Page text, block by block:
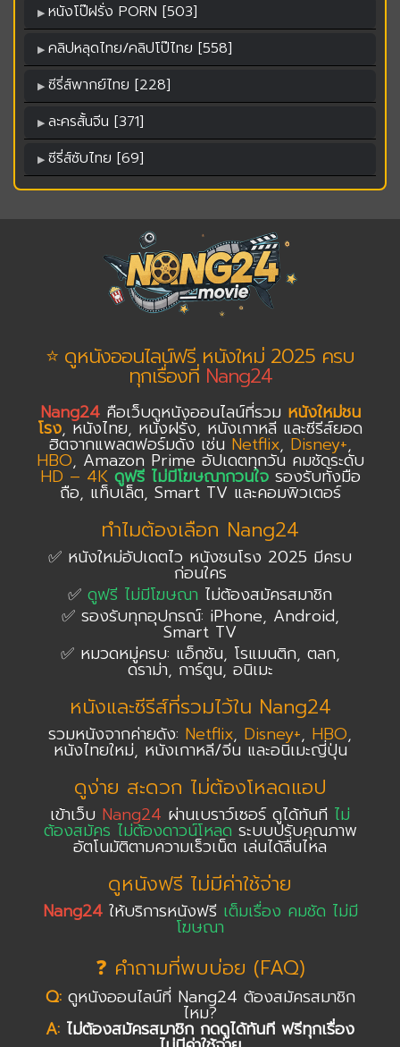
หนังโป๊ฝรั่ง PORN [503]
คลิปหลุดไทย/คลิปโป๊ไทย [558]
ซีรี่ส์พากย์ไทย [228]
ละครสั้นจีน [371]
ซีรี่ส์ซับไทย [69]
⭐ ดูหนังออนไลน์ฟรี หนังใหม่ 2025 ครบ
ทุกเรื่องที่ Nang24
Nang24คือเว็บดูหนังออนไลน์ที่รวม หนังใหม่ชน
โรง, หนังไทย, หนังฝรั่ง, หนังเกาหลี และซีรีส์ยอด
ฮิตจากแพลตฟอร์มดัง เช่น Netflix, Disney+,
HBO, Amazon Prime อัปเดตทุกวัน คมชัดระดับ
HD – 4K ดูฟรี ไม่มีโฆษณากวนใจรองรับทั้งมือ
ถือ, แท็บเล็ต, Smart TV และคอมพิวเตอร์
ทำไมต้องเลือก Nang24
✅ หนังใหม่อัปเดตไว หนังชนโรง 2025 มีครบ
ก่อนใคร
✅ ดูฟรี ไม่มีโฆษณา ไม่ต้องสมัครสมาชิก
✅ รองรับทุกอุปกรณ์: iPhone, Android,
Smart TV
✅ หมวดหมู่ครบ: แอ็กชัน, โรแมนติก, ตลก,
ดราม่า, การ์ตูน, อนิเมะ
หนังและซีรีส์ที่รวมไว้ใน Nang24
รวมหนังจากค่ายดัง: Netflix, Disney+, HBO,
หนังไทยใหม่, หนังเกาหลี/จีน และอนิเมะญี่ปุ่น
ดูง่าย สะดวก ไม่ต้องโหลดแอป
เข้าเว็บ Nang24 ผ่านเบราว์เซอร์ ดูได้ทันที ไม่
ต้องสมัคร ไม่ต้องดาวน์โหลด ระบบปรับคุณภาพ
อัตโนมัติตามความเร็วเน็ต เล่นได้ลื่นไหล
ดูหนังฟรี ไม่มีค่าใช้จ่าย
Nang24ให้บริการหนังฟรี เต็มเรื่อง คมชัด ไม่มี
โฆษณา
❓ คำถามที่พบบ่อย (FAQ)
Q:ดูหนังออนไลน์ที่ Nang24 ต้องสมัครสมาชิก
ไหม?
A: ไม่ต้องสมัครสมาชิก กดดูได้ทันที ฟรีทุกเรื่อง